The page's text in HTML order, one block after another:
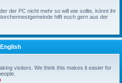
der PC nicht mehr so will wie sollte, könnt ihr
hilft euch gern aus der
English
visitors. We think this makes it easier for